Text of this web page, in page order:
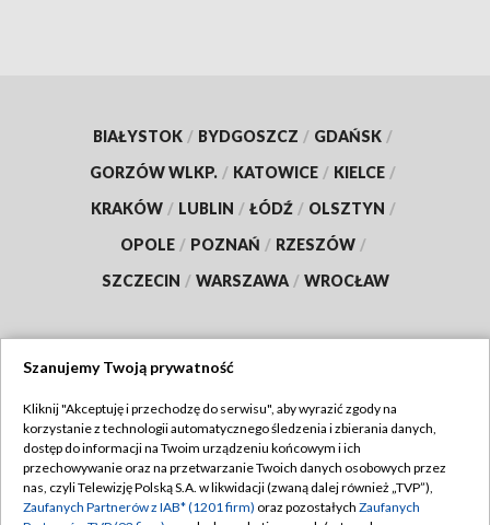
BIAŁYSTOK / BYDGOSZCZ / GDAŃSK /
GORZÓW WLKP. / KATOWICE / KIELCE /
KRAKÓW / LUBLIN / ŁÓDŹ / OLSZTYN /
OPOLE / POZNAŃ / RZESZÓW /
SZCZECIN / WARSZAWA / WROCŁAW
TVP
Abonament TVP
Emisja w TVP
Regulamin TVP
Polityka prywatności
Szanujemy Twoją prywatność
Kliknij "Akceptuję i przechodzę do serwisu", aby wyrazić zgody na
korzystanie z technologii automatycznego śledzenia i zbierania danych,
dostęp do informacji na Twoim urządzeniu końcowym i ich
przechowywanie oraz na przetwarzanie Twoich danych osobowych przez
nas, czyli Telewizję Polską S.A. w likwidacji (zwaną dalej również „TVP”),
Zaufanych Partnerów z IAB* (1201 firm) oraz pozostałych Zaufanych